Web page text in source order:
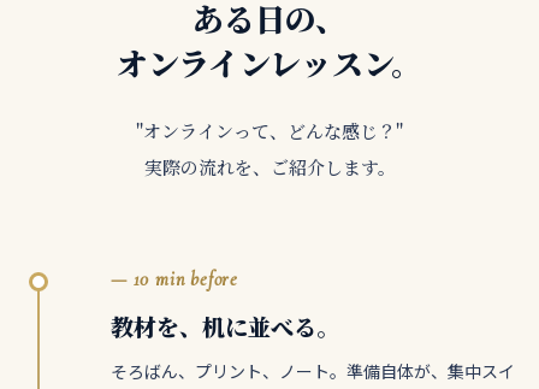
ある日の、
オンラインレッスン。
"オンラインって、どんな感じ？"
実際の流れを、ご紹介します。
— 10 min before
教材を、机に並べる。
そろばん、プリント、ノート。準備自体が、集中スイ